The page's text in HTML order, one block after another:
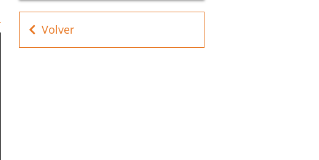
Volver